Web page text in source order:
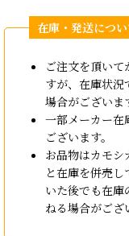
ご注文を頂い
すが、在庫状況
場合がございま
一部メーカー在
ございます。
お品物はカモ
と在庫を併売
いた後でも在庫
ねる場合がござ